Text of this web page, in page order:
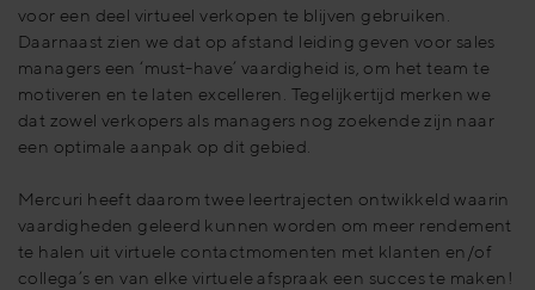
voor een deel virtueel verkopen te blijven gebruiken.
Daarnaast zien we dat op afstand leiding geven voor sales
managers een ‘must-have’ vaardigheid is, om het team te
motiveren en te laten excelleren. Tegelijkertijd merken we
dat zowel verkopers als managers nog zoekende zijn naar
een optimale aanpak op dit gebied.
Mercuri heeft daarom twee leertrajecten ontwikkeld waarin
vaardigheden geleerd kunnen worden om meer rendement
te halen uit virtuele contactmomenten met klanten en/of
collega’s en van elke virtuele afspraak een succes te maken!